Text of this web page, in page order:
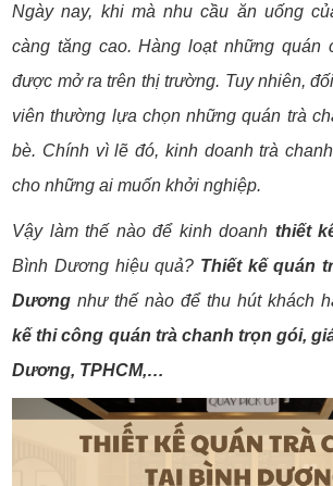
Ngày nay, khi mà nhu cầu ăn uống
càng tăng cao. Hàng loạt những quán
được mở ra trên thị trường. Tuy nhiên,
viên thường lựa chọn những quán trà
bè. Chính vì lẽ đó, kinh doanh trà
cho những ai muốn khởi nghiệp.
Vậy làm thế nào để kinh doanh thiết
Bình Dương hiệu quả? Thiết kế quán
Dương như thế nào để thu hút khách
kế thi công quán trà chanh trọn gói,
Dương, TPHCM,…